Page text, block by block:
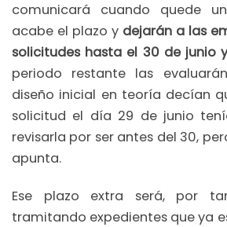
comunicará cuando quede
acabe el plazo y dejarán a las
solicitudes hasta el 30 de junio
periodo restante las
diseño inicial en teoría decían
solicitud el día 29 de junio
revisarla por ser antes del 30,
apunta.
Ese plazo extra será, por
tramitando expedientes que ya